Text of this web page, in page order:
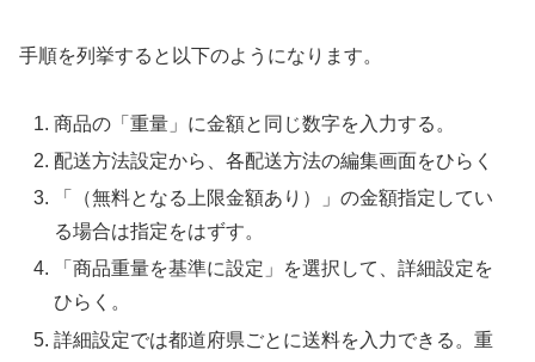
手順を列挙すると以下のようになります。
商品の「重量」に金額と同じ数字を入力する。
配送方法設定から、各配送方法の編集画面をひらく
「（無料となる上限金額あり）」の金額指定してい
る場合は指定をはずす。
「商品重量を基準に設定」を選択して、詳細設定を
ひらく。
詳細設定では都道府県ごとに送料を入力できる。重